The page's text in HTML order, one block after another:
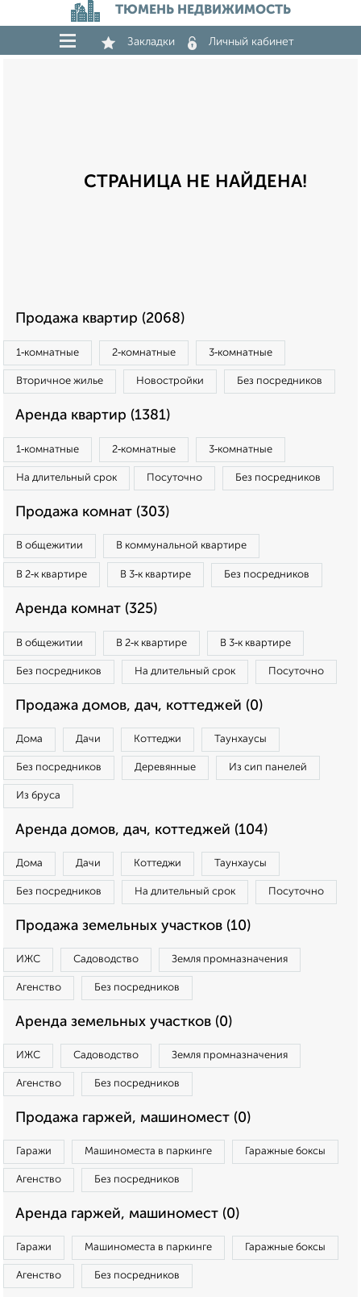
ТЮМЕНЬ НЕДВИЖИМОСТЬ
Закладки Личный кабинет
СТРАНИЦА НЕ НАЙДЕНА!
Продажа квартир (2068)
1‑комнатные 2‑комнатные 3‑комнатные
Вторичное жилье Новостройки Без посредников
Аренда квартир (1381)
1‑комнатные 2‑комнатные 3‑комнатные
На длительный срок Посуточно Без посредников
Продажа комнат (303)
В общежитии В коммунальной квартире
В 2‑к квартире В 3‑к квартире Без посредников
Аренда комнат (325)
В общежитии В 2‑к квартире В 3‑к квартире
Без посредников На длительный срок Посуточно
Продажа домов, дач, коттеджей (0)
Дома Дачи Коттеджи Таунхаусы
Без посредников Деревянные Из сип панелей
Из бруса
Аренда домов, дач, коттеджей (104)
Дома Дачи Коттеджи Таунхаусы
Без посредников На длительный срок Посуточно
Продажа земельных участков (10)
ИЖС Садоводство Земля промназначения
Агенство Без посредников
Аренда земельных участков (0)
ИЖС Садоводство Земля промназначения
Агенство Без посредников
Продажа гаржей, машиномест (0)
Гаражи Машиноместа в паркинге Гаражные боксы
Агенство Без посредников
Аренда гаржей, машиномест (0)
Гаражи Машиноместа в паркинге Гаражные боксы
Агенство Без посредников